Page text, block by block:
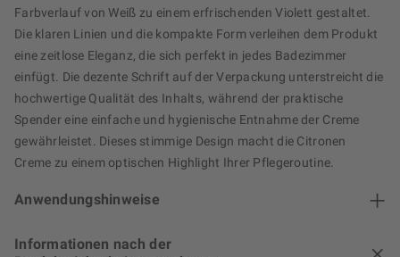
Farbverlauf von Weiß zu einem erfrischenden Violett gestaltet.
Die klaren Linien und die kompakte Form verleihen dem Produkt
eine zeitlose Eleganz, die sich perfekt in jedes Badezimmer
einfügt. Die dezente Schrift auf der Verpackung unterstreicht die
hochwertige Qualität des Inhalts, während der praktische
Spender eine einfache und hygienische Entnahme der Creme
gewährleistet. Dieses stimmige Design macht die Citronen
Creme zu einem optischen Highlight Ihrer Pflegeroutine.
Anwendungshinweise
Informationen nach der